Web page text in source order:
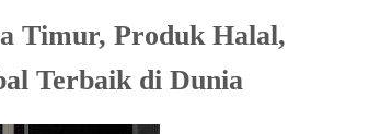
Timur, Produk Halal,
Terbaik di Dunia